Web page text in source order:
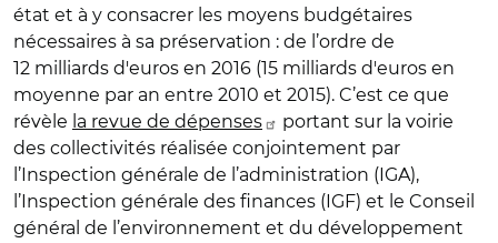
état et à y consacrer les moyens budgétaires
nécessaires à sa préservation : de l’ordre de
12 milliards d'euros en 2016 (15 milliards d'euros en
moyenne par an entre 2010 et 2015). C’est ce que
révèle la revue de dépenses
portant sur la voirie
des collectivités réalisée conjointement par
l’Inspection générale de l’administration (IGA),
l’Inspection générale des finances (IGF) et le Conseil
général de l’environnement et du développement